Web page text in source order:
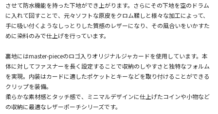
させて防水機能を持った下地ができ上がります。さらにその下地を空のドラム
に入れて回すことで、元々ソフトな原皮をクロム鞣しと様々な加工によって、
手に吸い付くようなしっとりした質感のレザーになり、その風合いをいかすた
めに染料のみで仕上げを行っています。
裏地にはmaster-pieceのロゴ入りオリジナルジャカードを使用しています。本
体に対してファスナーを長く設定することで収納のしやすさと独特なフォルム
を実現。内装はカードに適したポケットとキーなどを取り付けることができる
クリップを装備。
柔らかな素材感とタッチ感で、ミニマルデザインに仕上げたコインや小物など
の収納に最適なレザーポーチシリーズです。